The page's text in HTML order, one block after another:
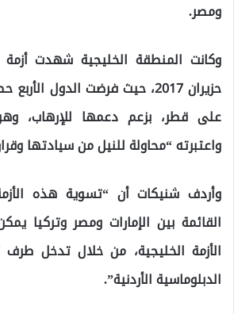
ومصر.
حزيران 2017، حيث فرضت الدول
على قطر، بزعم دعمها للإرهاب،
واعتبرته “محاولة للنيل من سيادتها
وأردف شنيكات أن “تسوية هذه
القائمة بين الإمارات ومصر وتركيا
الأزمة الخليجية، من خلال تدخل
الدبلوماسية الأردنية”.